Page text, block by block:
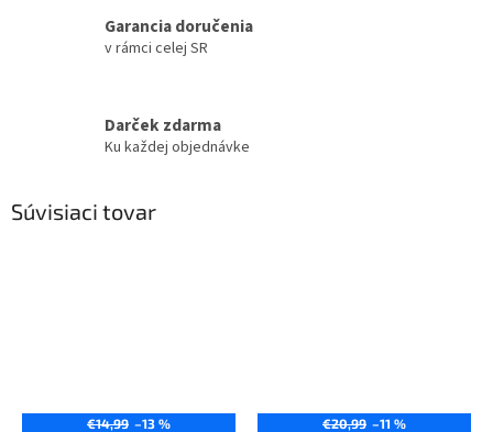
Garancia doručenia
v rámci celej SR
Darček zdarma
Ku každej objednávke
Súvisiaci tovar
€14,99 –13 % €20,99 –11 %